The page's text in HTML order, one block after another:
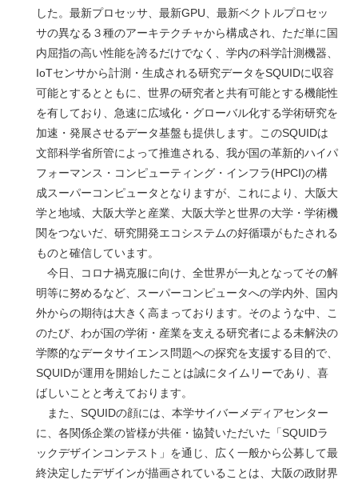
した。最新プロセッサ、最新GPU、最新ベクトルプロセッ
サの異なる３種のアーキテクチャから構成され、ただ単に国
内屈指の高い性能を誇るだけでなく、学内の科学計測機器、
IoTセンサから計測・生成される研究データをSQUIDに収容
可能とするとともに、世界の研究者と共有可能とする機能性
を有しており、急速に広域化・グローバル化する学術研究を
加速・発展させるデータ基盤も提供します。このSQUIDは
文部科学省所管によって推進される、我が国の革新的ハイパ
フォーマンス・コンピューティング・インフラ(HPCI)の構
成スーパーコンピュータとなりますが、これにより、大阪大
学と地域、大阪大学と産業、大阪大学と世界の大学・学術機
関をつないだ、研究開発エコシステムの好循環がもたされる
ものと確信しています。
今日、コロナ禍克服に向け、全世界が一丸となってその解
明等に努めるなど、スーパーコンピュータへの学内外、国内
外からの期待は大きく高まっております。そのような中、こ
のたび、わが国の学術・産業を支える研究者による未解決の
学際的なデータサイエンス問題への探究を支援する目的で、
SQUIDが運用を開始したことは誠にタイムリーであり、喜
ばしいことと考えております。
また、SQUIDの顔には、本学サイバーメディアセンター
に、各関係企業の皆様が共催・協賛いただいた「SQUIDラ
ックデザインコンテスト」を通じ、広く一般から公募して最
終決定したデザインが描画されていることは、大阪の政財界